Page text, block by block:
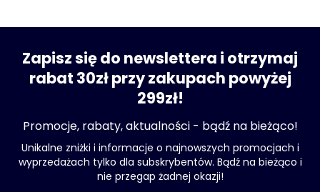
Zapisz się do newslettera i otrzymaj
rabat 30zł przy zakupach powyżej
299zł!
Promocje, rabaty, aktualności - bądź na bieżąco!
Unikalne zniżki i informacje o najnowszych promocjach i
wyprzedażach tylko dla subskrybentów. Bądź na bieżąco i
nie przegap żadnej okazji!